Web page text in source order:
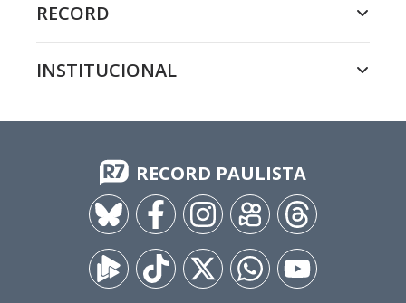
RECORD
INSTITUCIONAL
RECORD PAULISTA